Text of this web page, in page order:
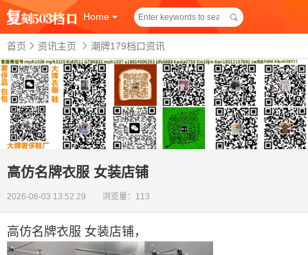
Home
首页 资讯主页 潮牌179档口资讯
高仿名牌衣服 女装店铺
2026-06-03 13:52:29 浏览量：113
高仿名牌衣服 女装店铺 ，